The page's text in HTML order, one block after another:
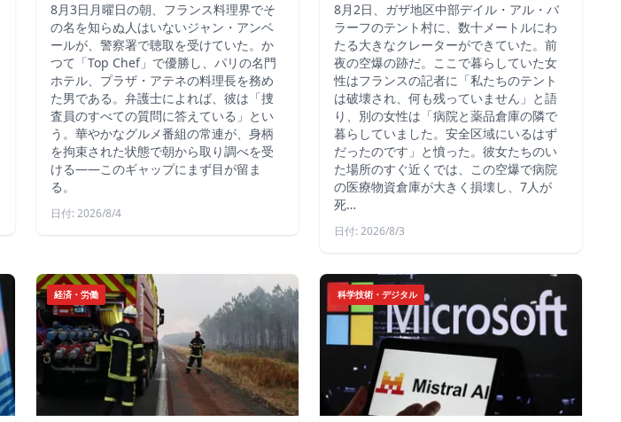
8月3日月曜日の朝、フランス料理界でそ
の名を知らぬ人はいないジャン・アンベ
ールが、警察署で聴取を受けていた。か
つて「Top Chef」で優勝し、パリの名門
ホテル、プラザ・アテネの料理長を務め
た男である。弁護士によれば、彼は「捜
査員のすべての質問に答えている」とい
う。華やかなグルメ番組の常連が、身柄
を拘束された状態で朝から取り調べを受
ける――このギャップにまず目が留ま
る。
日付: 2026/8/4
8月2日、ガザ地区中部デイル・アル・バ
ラーフのテント村に、数十メートルにわ
たる大きなクレーターができていた。前
夜の空爆の跡だ。ここで暮らしていた女
性はフランスの記者に「私たちのテント
は破壊され、何も残っていません」と語
り、別の女性は「病院と薬品倉庫の隣で
暮らしていました。安全区域にいるはず
だったのです」と憤った。彼女たちのい
た場所のすぐ近くでは、この空爆で病院
の医療物資倉庫が大きく損壊し、7人が
死…
日付: 2026/8/3
経済・労働 科学技術・デジタル